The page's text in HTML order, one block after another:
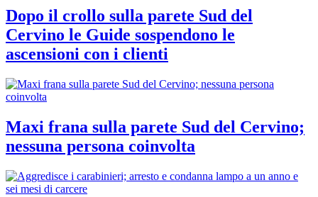
Dopo il crollo sulla parete Sud del
Cervino le Guide sospendono le
ascensioni con i clienti
Maxi frana sulla parete Sud del Cervino;
nessuna persona coinvolta